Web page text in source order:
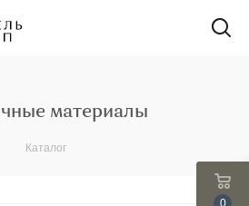
материалы
Каталог
0